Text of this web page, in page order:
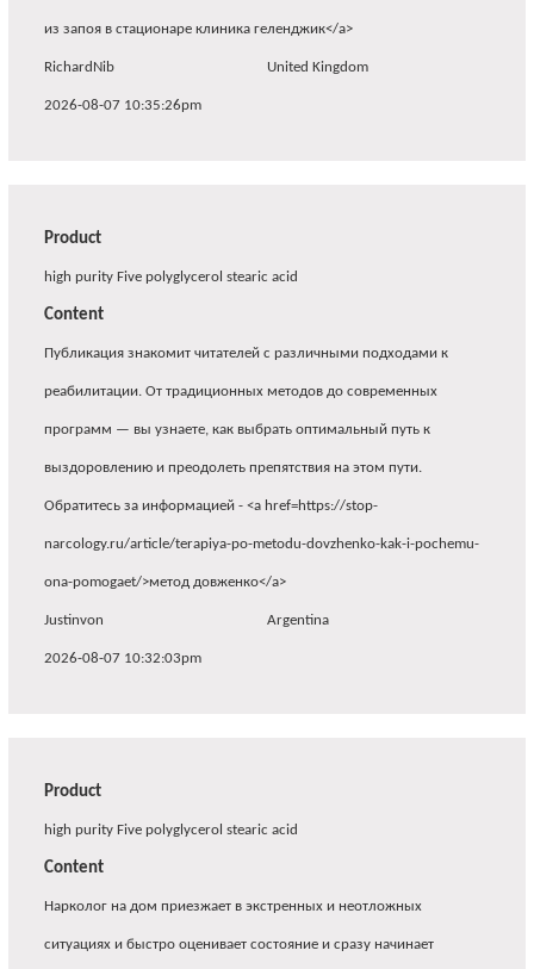
из запоя в стационаре клиника геленджик</a>
RichardNib United Kingdom
2026-08-07 10:35:26pm
Product
high purity Five polyglycerol stearic acid
Content
Публикация знакомит читателей с различными подходами к
реабилитации. От традиционных методов до современных
программ — вы узнаете, как выбрать оптимальный путь к
выздоровлению и преодолеть препятствия на этом пути.
Обратитесь за информацией - <a href=https://stop-
narcology.ru/article/terapiya-po-metodu-dovzhenko-kak-i-pochemu-
ona-pomogaet/>метод довженко</a>
Justinvon Argentina
2026-08-07 10:32:03pm
Product
high purity Five polyglycerol stearic acid
Content
Нарколог на дом приезжает в экстренных и неотложных
ситуациях и быстро оценивает состояние и сразу начинает